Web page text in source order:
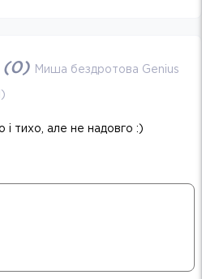
(0) Миша бездротова Genius
і тихо, але не надовго :)